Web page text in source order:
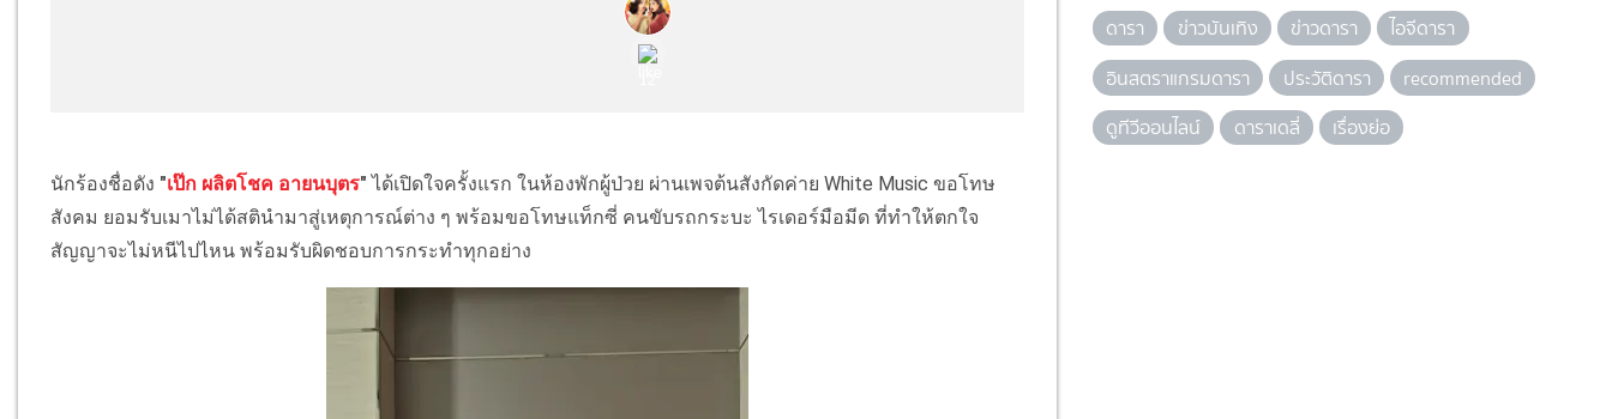
นักร้องชื่อดัง "เป๊ก ผลิตโชค อายนบุตร"ได้เปิดใจครั้งแรก ในห้องพักผู้ป่วย ผ่านเพจต้นสังกัดค่าย White Music ขอโทษ
สังคม ยอมรับเมาไม่ได้สตินำมาสู่เหตุการณ์ต่าง ๆ พร้อมขอโทษแท็กซี่ คนขับรถกระบะ ไรเดอร์มือมีด ที่ทำให้ตกใจ
สัญญาจะไม่หนีไปไหน พร้อมรับผิดชอบการกระทำทุกอย่าง
ดารา ข่าวบันเทิง ข่าวดารา
ไอจีดารา
อินสตราแกรมดารา
ประวัติดารา
recommended
ดูทีวีออนไลน์
ดาราเดลี่ เรื่องย่อ